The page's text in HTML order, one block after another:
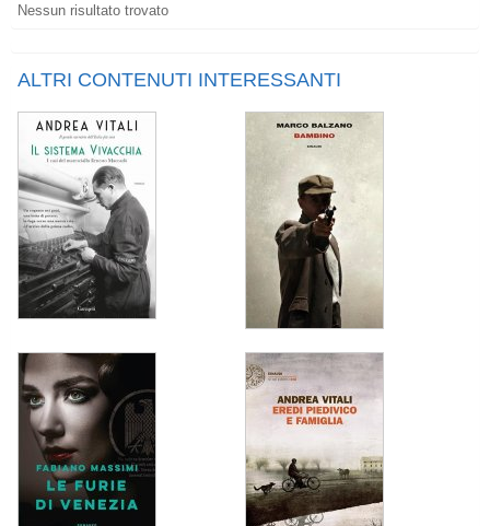
Nessun risultato trovato
ALTRI CONTENUTI INTERESSANTI